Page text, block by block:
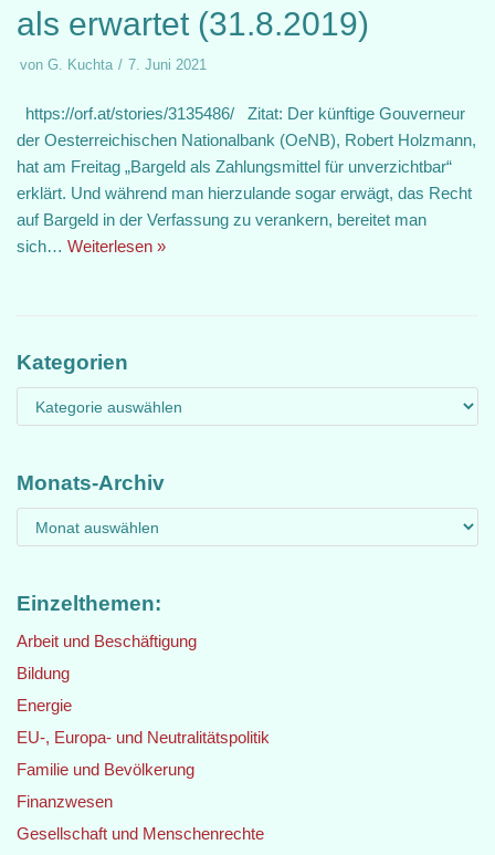
als erwartet (31.8.2019)
von G. Kuchta 7. Juni 2021
https://orf.at/stories/3135486/ Zitat: Der künftige Gouverneur
der Oesterreichischen Nationalbank (OeNB), Robert Holzmann,
hat am Freitag „Bargeld als Zahlungsmittel für unverzichtbar“
erklärt. Und während man hierzulande sogar erwägt, das Recht
auf Bargeld in der Verfassung zu verankern, bereitet man
sich… Weiterlesen »
Kategorien
Monats-Archiv
Einzelthemen:
Arbeit und Beschäftigung
Bildung
Energie
EU-, Europa- und Neutralitätspolitik
Familie und Bevölkerung
Finanzwesen
Gesellschaft und Menschenrechte